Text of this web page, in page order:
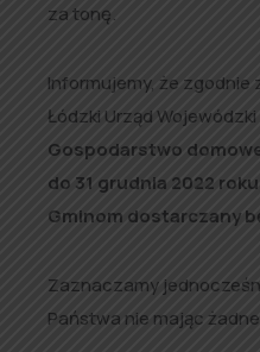
za tonę.
Informujemy, że zgodnie
Łódzki Urząd
Gospodarstwo
do 31 grudnia 2022
Gminom dostarczany
Zaznaczamy
Państwa nie mając